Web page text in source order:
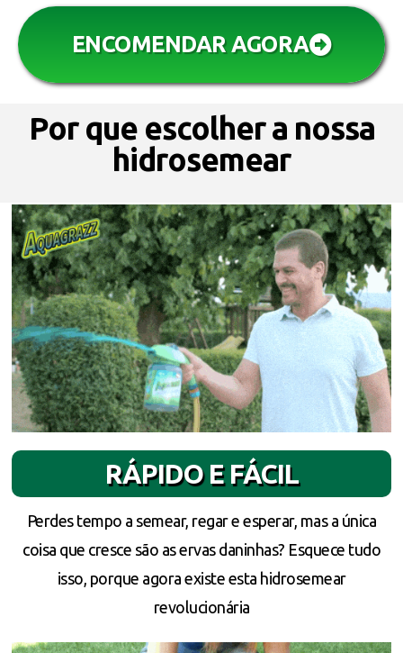
ENCOMENDAR AGORA
Por que escolher a nossa
hidrosemear
RÁPIDO E FÁCIL
Perdes tempo a semear, regar e esperar, mas a única
coisa que cresce são as ervas daninhas? Esquece tudo
isso, porque agora existe esta hidrosemear
revolucionária